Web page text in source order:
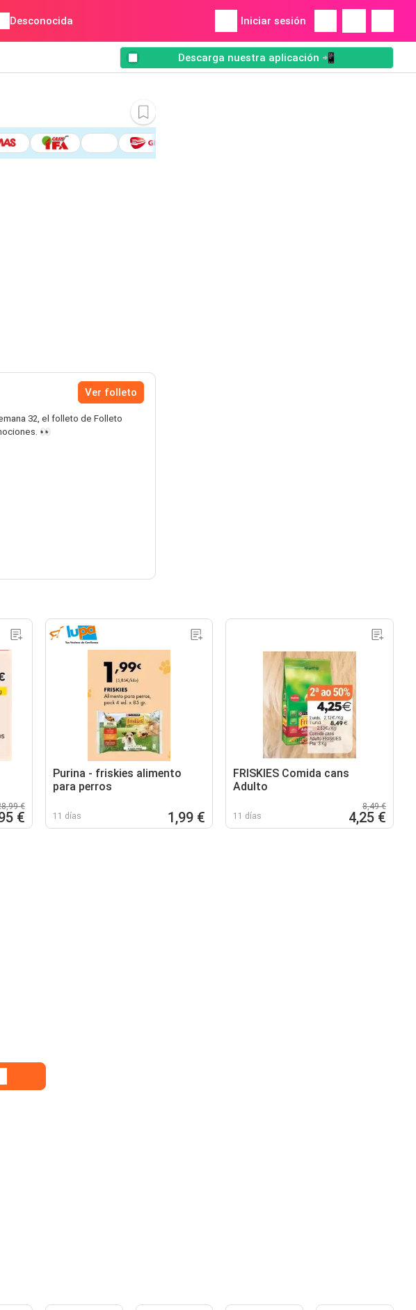
Desconocida Iniciar sesión
Descarga nuestra aplicación 📲
Ver folleto
32, el folleto de Folleto
👀
€
€
Purina - friskies alimento
para perros
11 días 1,99 €
FRISKIES Comida cans
Adulto
11 días
8,49 €
4,25 €